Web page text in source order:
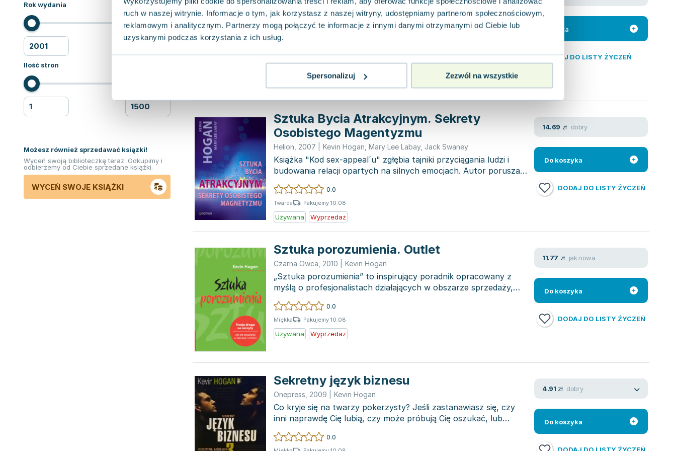
ruch w naszej witrynie. Informacje o tym, jak korzystasz z naszej witryny, udostępniamy partnerom społecznościowym,
reklamowym i analitycznym. Partnerzy mogą połączyć te informacje z innymi danymi otrzymanymi od Ciebie lub
uzyskanymi podczas korzystania z ich usług.
Spersonalizuj Zezwól na wszystkie
Rok wydania
Ilość stron
Możesz również sprzedawać ksiązki!
Wyceń swoją biblioteczkę teraz. Odkupimy i
odbierzemy od Ciebie sprzedane książki.
WYCEŃ SWOJE KSIĄŻKI
Rebis,2011| Kevin Hogan
Nowa edycja książki "Wywieranie wpływu na ludzi" Kevina
Hogana, teraz wzbogacona i uaktualniona, stanowi
harmonijne połączenie szt...
Pakujemy 10.08
Wyprzedaż
Do koszyka
DODAJ DO LISTY ŻYCZEŃ
Sztuka Bycia Atrakcyjnym. Sekrety
Osobistego Magentyzmu
Helion 2007 Kevin Hogan Mary Lee Labay, Jack Swaney
Książka "Kod sex-appeal´u" zgłębia tajniki przyciągania ludzi i
budowania relacji opartych na silnych emocjach. Autor porusza
kwes...
0.0
Twarda Pakujemy 10.08
Używana Wyprzedaż
14.69 zł dobry
Do koszyka
DODAJ DO LISTY ŻYCZEŃ
Sztuka porozumienia. Outlet
Czarna Owca 2010 Kevin Hogan
„Sztuka porozumienia” to inspirujący poradnik opracowany z
myślą o profesjonalistach działających w obszarze sprzedaży,
takich jak...
0.0
Miękka Pakujemy 10.08
Używana Wyprzedaż
11.77 zł jak nowa
Do koszyka
DODAJ DO LISTY ŻYCZEŃ
Sekretny język biznesu
Onepress 2009 Kevin Hogan
Co kryje się na twarzy pokerzysty? Jeśli zastanawiasz się, czy
inni naprawdę Cię lubią, czy może próbują Cię oszukać, lub
pragnies...
0.0
4.91 zł dobry
Do koszyka